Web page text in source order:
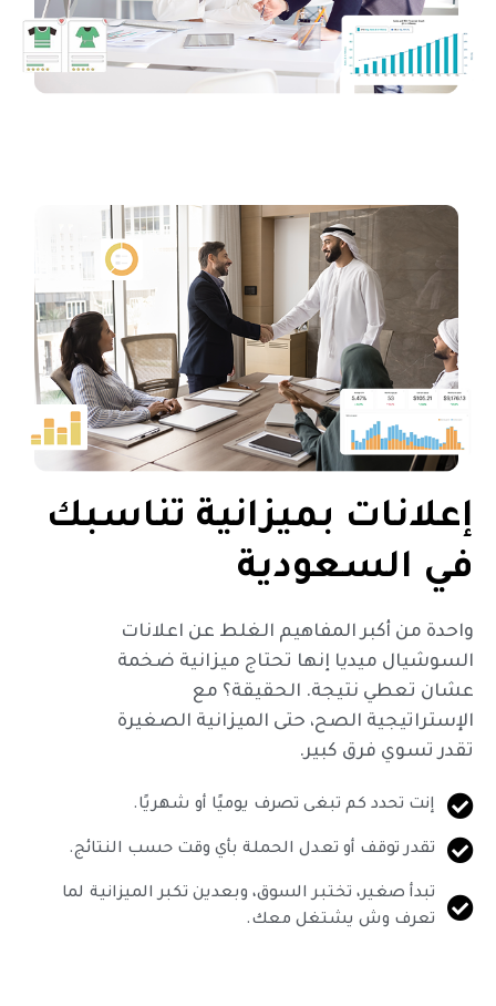
إعلانات بميزانية تناسبك
في السعودية
واحدة من أكبر المفاهيم الغلط عن اعلانات
السوشيال ميديا إنها تحتاج ميزانية ضخمة
عشان تعطي نتيجة. الحقيقة؟ مع
الإستراتيجية الصح، حتى الميزانية الصغيرة
تقدر تسوي فرق كبير.
إنت تحدد كم تبغى تصرف يوميًا أو شهريًا.
تقدر توقف أو تعدل الحملة بأي وقت حسب النتائج.
تبدأ صغير، تختبر السوق، وبعدين تكبر الميزانية لما
تعرف وش يشتغل معك.